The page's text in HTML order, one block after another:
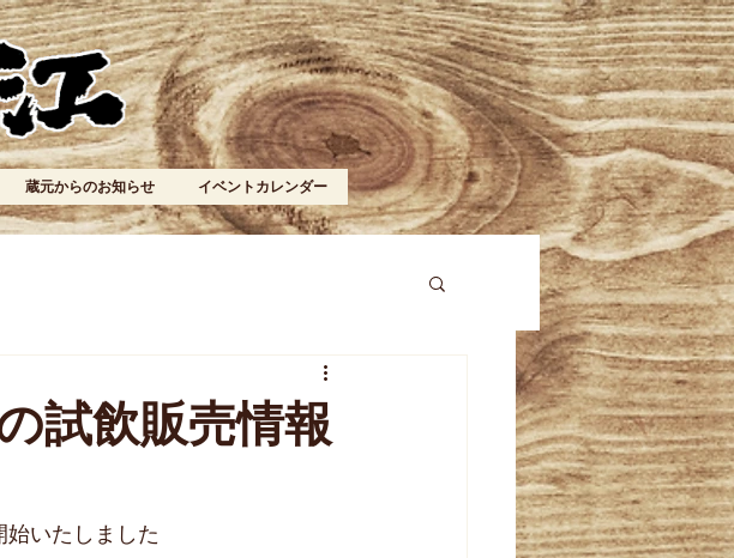
蔵元からのお知らせ イベントカレンダー
試飲販売情報
いたしました